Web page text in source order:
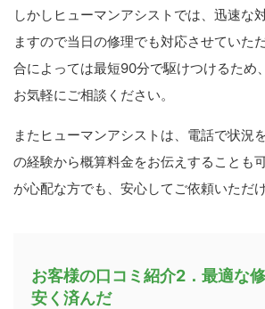
しかしヒューマンアシストでは、迅速な
ますので当日の修理でも対応させていた
合によっては最短90分で駆けつけるため
お気軽にご相談ください。
またヒューマンアシストは、電話で状況
の経験から概算料金をお伝えすることも
が心配な方でも、安心してご依頼いただけ
お客様の口コミ紹介2．最適な
安く済んだ